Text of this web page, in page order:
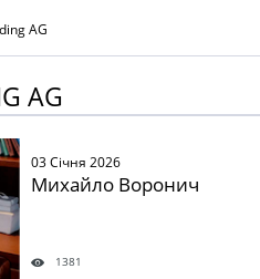
AG
AG
03 Січня 2026
Михайло Воронич
1381